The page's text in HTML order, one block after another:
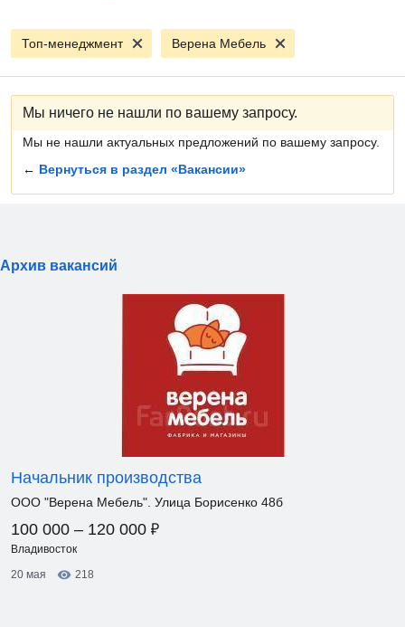
Топ-менеджмент Верена Мебель
Мы ничего не нашли по вашему запросу.
Мы не нашли актуальных предложений по вашему запросу.
← Вернуться в раздел «Вакансии»
Архив вакансий
Начальник производства
ООО "Верена Мебель". Улица Борисенко 48б
100 000 – 120 000 ₽
Владивосток
20 мая
218